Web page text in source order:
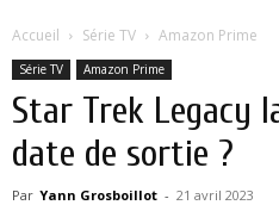
Accueil Série TV Amazon Prime
Série TV Amazon Prime
Star Trek Legacy
date de sortie ?
Par Yann Grosboillot - 21 avril 2023